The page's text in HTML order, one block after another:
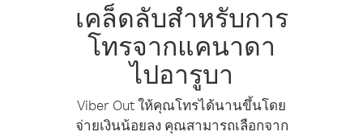
เคล็ดลับสำหรับการ
โทรจากแคนาดา
ไปอารูบา
Viber Out ให้คุณโทรได้นานขึ้นโดย
จ่ายเงินน้อยลง คุณสามารถเลือกจาก